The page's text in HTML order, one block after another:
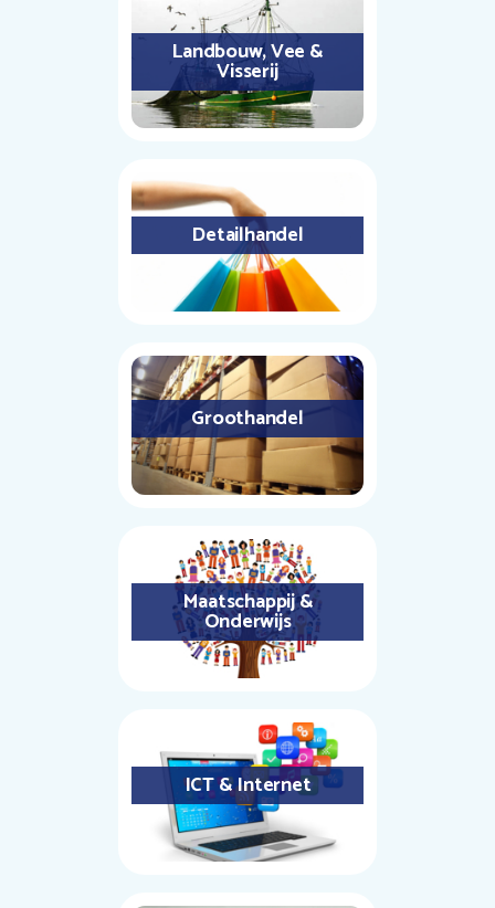
Landbouw, Vee &
Visserij
Detailhandel
Groothandel
Maatschappij &
Onderwijs
ICT & Internet